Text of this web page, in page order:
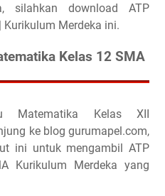
silahkan download ATP
Merdeka ini.
Kelas 12 SMA
Matematika Kelas XII
ke blog gurumapel.com,
ini untuk mengambil ATP
Kurikulum Merdeka yang